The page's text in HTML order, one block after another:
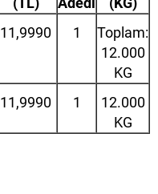
11,9990 1
Toplam:
12.000
KG
11,9990 1
12.000
KG